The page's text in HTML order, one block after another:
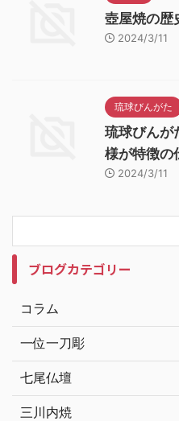
壺屋焼の歴
2024/3/11
琉球びんがた
琉球びんが
様が特徴の
2024/3/11
ブログカテゴリー
コラム
一位一刀彫
七尾仏壇
三川内焼